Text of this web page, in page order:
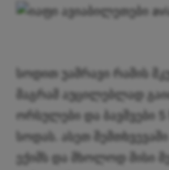
სოდით უამრავი რამის
მაგრამ აუცილებლად
ორსულები და ბავშვები
სოდას. ასეთ
ექიმს და მხოლოდ მისი